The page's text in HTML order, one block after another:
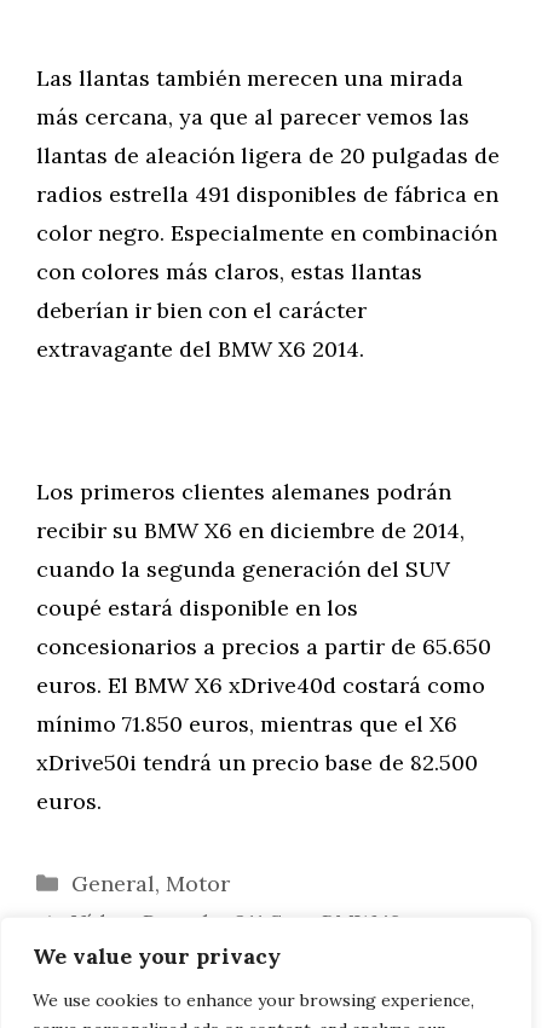
We value your privacy
We use cookies to enhance your browsing experience,
Las llantas también merecen una mirada
más cercana, ya que al parecer vemos las
llantas de aleación ligera de 20 pulgadas de
radios estrella 491 disponibles de fábrica en
color negro. Especialmente en combinación
con colores más claros, estas llantas
deberían ir bien con el carácter
extravagante del BMW X6 2014.
Los primeros clientes alemanes podrán
recibir su BMW X6 en diciembre de 2014,
cuando la segunda generación del SUV
coupé estará disponible en los
concesionarios a precios a partir de 65.650
euros. El BMW X6 xDrive40d costará como
mínimo 71.850 euros, mientras que el X6
xDrive50i tendrá un precio base de 82.500
euros.
Categorías
General, Motor
Vídeo: Porsche 911 S vs. BMW i8 en un
duelo de aceleración
Alpha-N Performance Tuning: 520 CV